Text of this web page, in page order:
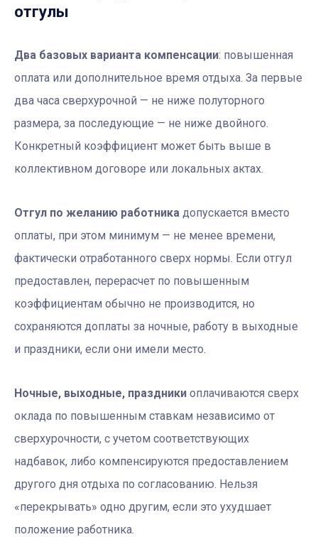
отгулы
Два базовых варианта компенсации: повышенная
оплата или дополнительное время отдыха. За первые
два часа сверхурочной — не ниже полуторного
размера, за последующие — не ниже двойного.
Конкретный коэффициент может быть выше в
коллективном договоре или локальных актах.
Отгул по желанию работника допускается вместо
оплаты, при этом минимум — не менее времени,
фактически отработанного сверх нормы. Если отгул
предоставлен, перерасчет по повышенным
коэффициентам обычно не производится, но
сохраняются доплаты за ночные, работу в выходные
и праздники, если они имели место.
Ночные, выходные, праздники оплачиваются сверх
оклада по повышенным ставкам независимо от
сверхурочности, с учетом соответствующих
надбавок, либо компенсируются предоставлением
другого дня отдыха по согласованию. Нельзя
«перекрывать» одно другим, если это ухудшает
положение работника.